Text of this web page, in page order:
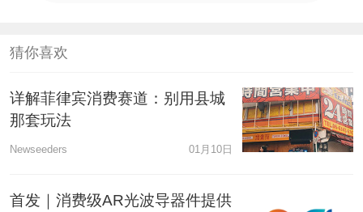
猜你喜欢
详解菲律宾消费赛道：别用县城
那套玩法
Newseeders 01月10日
首发｜消费级AR光波导器件提供